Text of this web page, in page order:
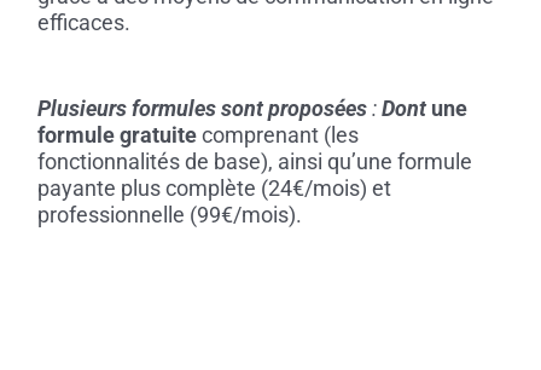
efficaces.
Plusieurs formules sont proposées:Dont une
formule gratuitecomprenant (les
fonctionnalités de base), ainsi qu’une formule
payante plus complète (24€/mois) et
professionnelle (99€/mois).